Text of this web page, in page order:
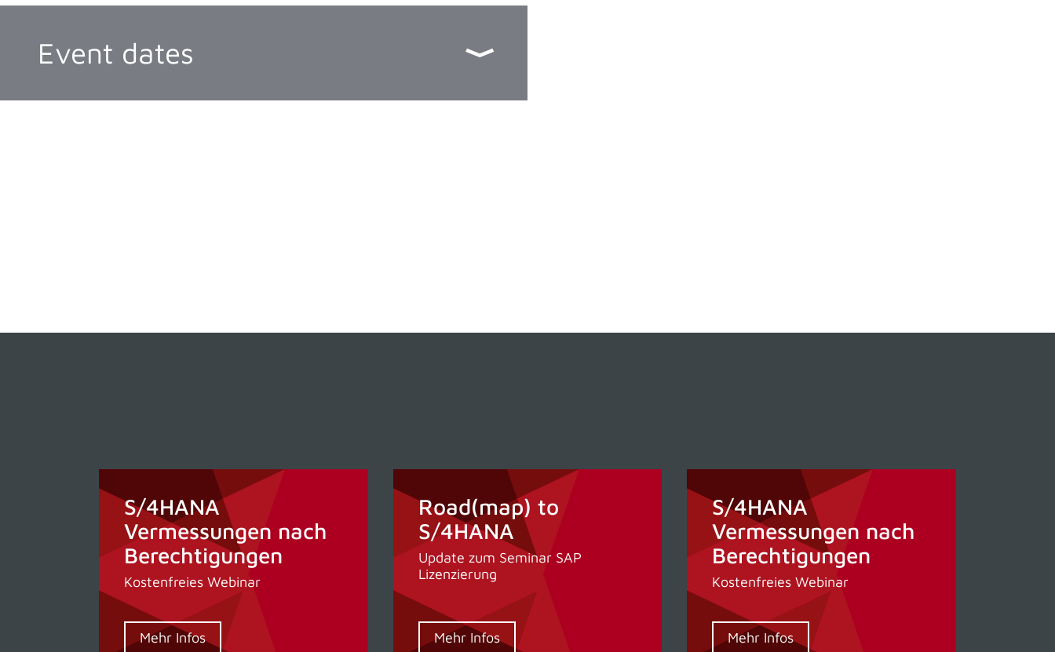
Event dates
S/4HANA
Vermessungen nach
Berechtigungen
Kostenfreies Webinar
Mehr Infos
Road(map) to
S/4HANA
Update zum Seminar SAP
Lizenzierung
Mehr Infos
S/4HANA
Vermessungen nach
Berechtigungen
Kostenfreies Webinar
Mehr Infos